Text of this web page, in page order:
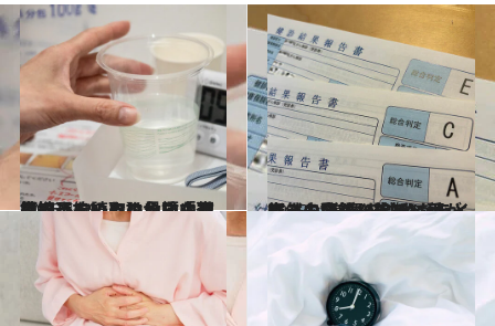
2026.5.29
【続きを読む】いい内視鏡クリニックの見極め方を知っていますか？「近さや予約の取りやすさだけで選ぶ」のは危険な理由
ビューティ＆ヘルス 2025.10.25
突然の乳がん告知に頭が真っ白に…40代で“がんと生きる”覚悟を決めたライターの記録〈診断～手術・お金のリアル〉
ビューティ＆ヘルス